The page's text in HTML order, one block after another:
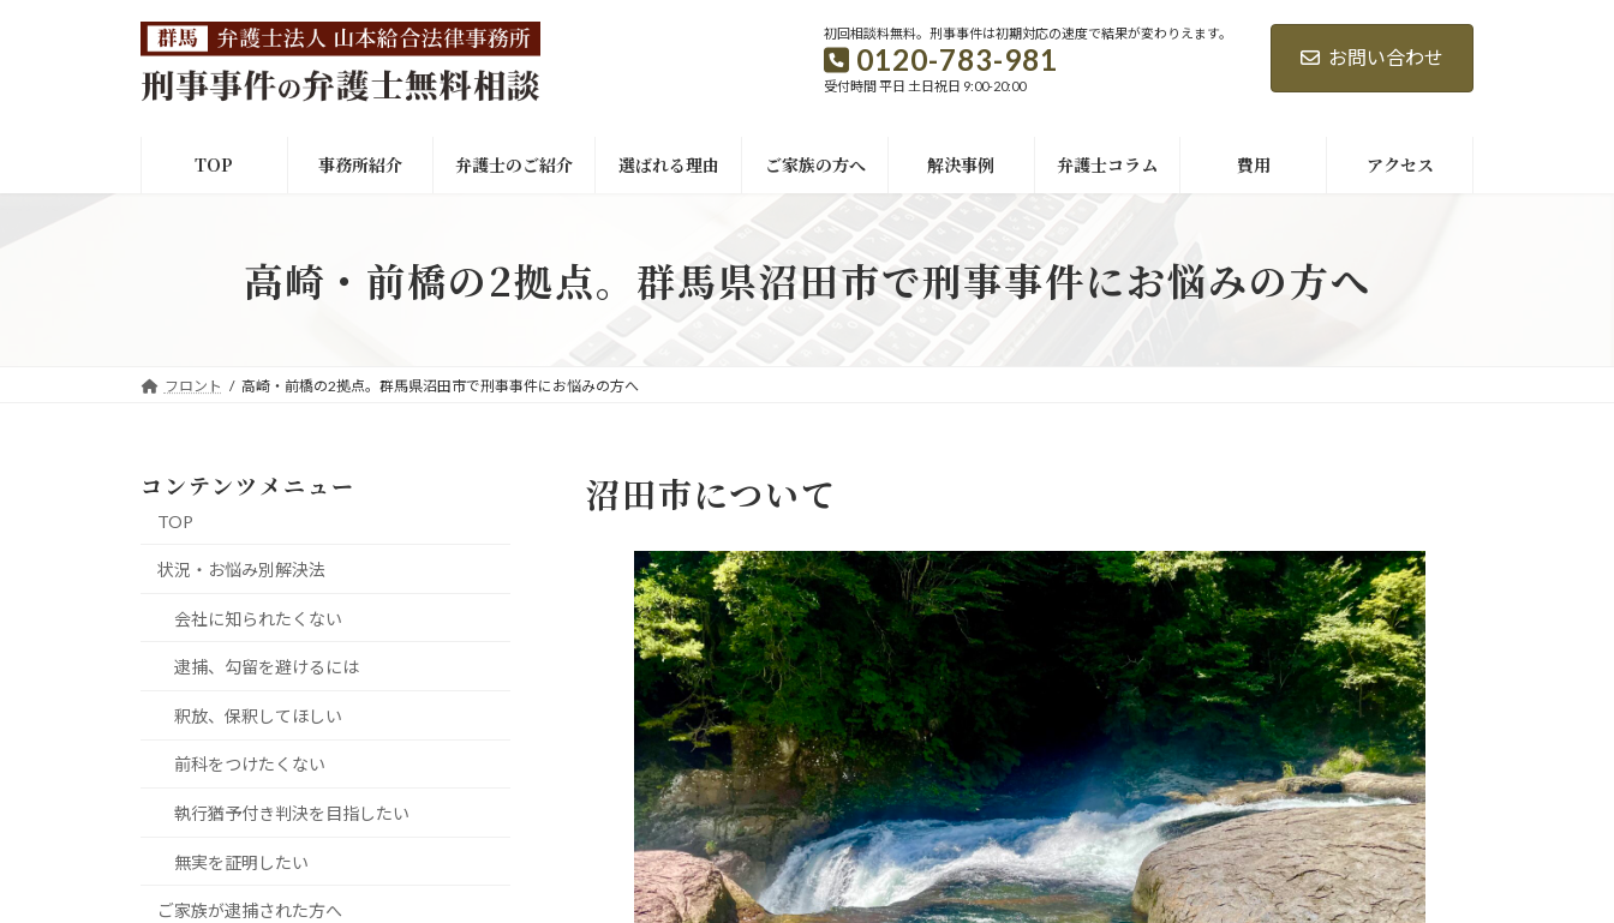
初回相談料無料。刑事事件は初期対応の速度で結果が変わりえます。
0120-783-981
受付時間 平日 土日祝日 9:00-20:00
お問い合わせ
TOP 事務所紹介 弁護士のご紹介 選ばれる理由 ご家族の方へ 解決事例 弁護士コラム 費用 アクセス
高崎・前橋の2拠点。群馬県沼田市で刑事事件にお悩みの方へ
フロント 高崎・前橋の2拠点。群馬県沼田市で刑事事件にお悩みの方へ
沼田市について
コンテンツメニュー
TOP
状況・お悩み別解決法
会社に知られたくない
逮捕、勾留を避けるには
釈放、保釈してほしい
前科をつけたくない
執行猶予付き判決を目指したい
無実を証明したい
ご家族が逮捕された方へ